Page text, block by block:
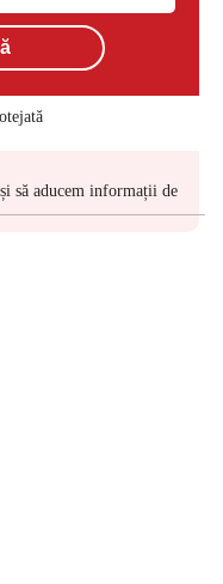
să aducem informații de